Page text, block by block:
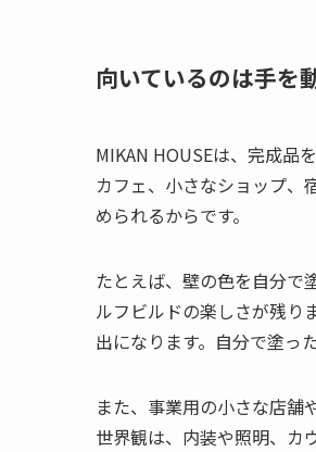
向いているのは手を
MIKAN HOUSEは、完成品
カフェ、小さなショップ、
められるからです。
たとえば、壁の色を自分で
ルフビルドの楽しさが残り
出になります。自分で塗っ
また、事業用の小さな店舗
世界観は、内装や照明、カ